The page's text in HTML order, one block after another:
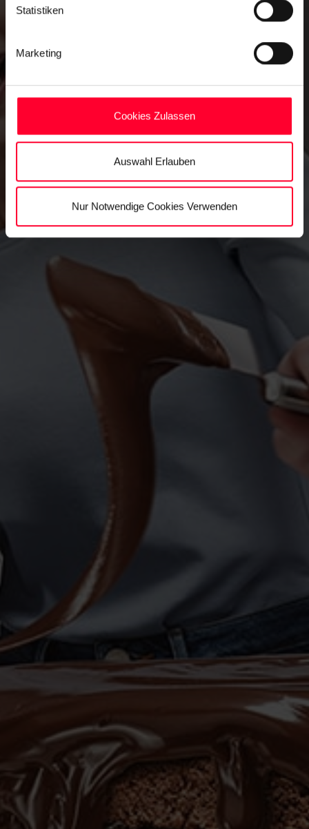
Statistiken
Marketing
Cookies Zulassen
Auswahl Erlauben
Nur Notwendige Cookies Verwenden